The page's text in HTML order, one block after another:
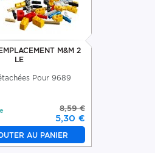
M&M 2
LE
Pour 9689
8,59 €
5,30 €